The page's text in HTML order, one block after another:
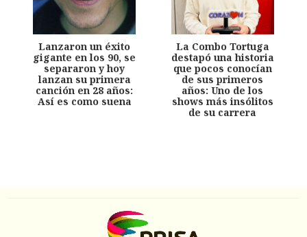
Lanzaron un éxito
gigante en los 90, se
separaron y hoy
lanzan su primera
canción en 28 años:
Así es como suena
La Combo Tortuga
destapó una historia
que pocos conocían
de sus primeros
años: Uno de los
shows más insólitos
de su carrera